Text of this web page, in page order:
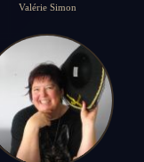
Valérie Simon